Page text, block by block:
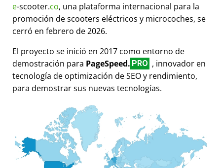
e-scooter.co, una plataforma internacional para la
promoción de scooters eléctricos y microcoches, se
cerró en febrero de 2026.
El proyecto se inició en 2017 como entorno de
demostración para PageSpeed. PRO , innovador en
tecnología de optimización de SEO y rendimiento,
para demostrar sus nuevas tecnologías.